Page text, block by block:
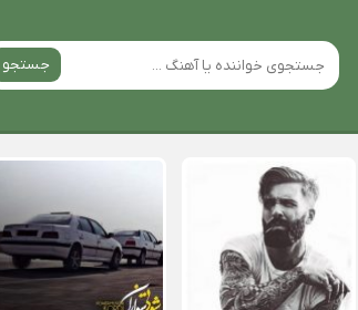
جستجو